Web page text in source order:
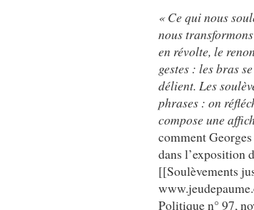
« Ce qui nous
nous
en révolte, le
gestes : les bras
délient. Les
phrases : on
compose une
comment
dans l’exposition
[[Soulèvements
Politique n° 97,